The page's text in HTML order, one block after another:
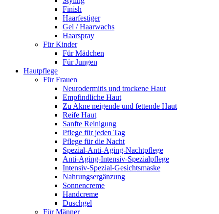
Finish
Haarfestiger
Gel / Haarwachs
Haarspray
Für Kinder
Für Mädchen
Für Jungen
Hautpflege
Für Frauen
Neurodermitis und trockene Haut
Empfindliche Haut
Zu Akne neigende und fettende Haut
Reife Haut
Sanfte Reinigung
Pflege für jeden Tag
Pflege für die Nacht
Spezial-Anti-Aging-Nachtpflege
Anti-Aging-Intensiv-Spezialpflege
Intensiv-Spezial-Gesichtsmaske
Nahrungsergänzung
Sonnencreme
Handcreme
Duschgel
Für Männer